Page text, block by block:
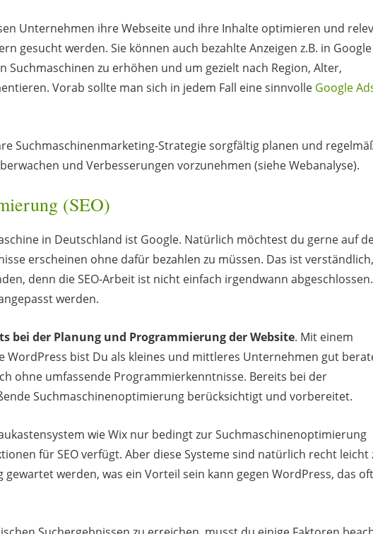
Unternehmen ihre Webseite und ihre Inhalte optimieren und
gesucht werden. Sie können auch bezahlte Anzeigen z.B. in Google
Suchmaschinen zu erhöhen und um gezielt nach Region, Alter,
Vorab sollte man sich in jedem Fall eine sinnvolle Google
Suchmaschinenmarketing-Strategie sorgfältig planen und
und Verbesserungen vorzunehmen (siehe Webanalyse).
(SEO)
in Deutschland ist Google. Natürlich möchtest du gerne auf
erscheinen ohne dafür bezahlen zu müssen. Das ist
denn die SEO-Arbeit ist nicht einfach irgendwann abgeschlossen.
werden.
bei der Planung und Programmierung der Website. Mit einem
WordPress bist Du als kleines und mittleres Unternehmen gut
ohne umfassende Programmierkenntnisse. Bereits bei der
Suchmaschinenoptimierung berücksichtigt und vorbereitet.
wie Wix nur bedingt zur Suchmaschinenoptimierung
für SEO verfügt. Aber diese Systeme sind natürlich recht leicht
werden, was ein Vorteil sein kann gegen WordPress, das oft